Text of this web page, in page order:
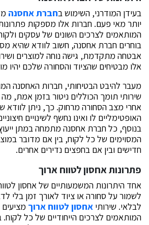
בעידן המודרני, השימוש בחברת אחסנה
יותר מאי פעם. חברות אלו מספקות
המותאמים לצרכים השונים של עסקים
בוחרים חברת אחסנה, חשוב לוודא שהיא
אבטחה מתקדמת, גישה נוחה למוצרים
אלו מבטיחים שהציוד והסחורה שלכם יהיו
מעבר להיבט הבטיחותי, חברות האחסנה
שירותי תומך הכוללים ניטור בזמן אמת,
אחרי מצב הסחורה מרחוק. כך, ניתן לוודא
האופטימליים לו ואינו נחשף לשינויים
בנוסף, כל חברת אחסנה מתמחה במתן
המסוימים של כל לקוח, בין אם מדובר
חדישים ובין אם בחפצים נדירים אחרים.
פתרונות אחסון לטווח ארוך
אחד היתרונות המשמעותיים של אחסון
לשמור על סחורה או ציוד לאורך זמן בלי
לבלאי. שירותי אחסון לטווח ארוך
המותאמים לצרכים הייחודיים של כל לקוח.